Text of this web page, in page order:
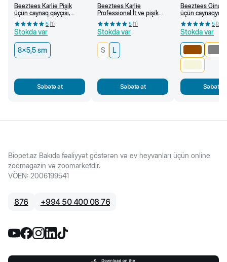
Beeztees Karlie Pişik
üçün caynaq qayçısı,
8x5,5 cm
5(1)
Stokda var
8x5,5 sm
Səbətə at
Beeztees Karlie
Professional İt və pişik
üçün caynaq qayçısı (L)
5(1)
Stokda var
S L
Səbətə at
Beeztees Gina
üçün
40x40x90 sm,
5(3
Stokda var
Səbətə
Biopet.az Bakıda fəaliyyət göstərən və ev heyvanları üçün online
zoomagazin və zoomarketdir.
VÖEN: 2006199541
876 +994 50 400 08 76